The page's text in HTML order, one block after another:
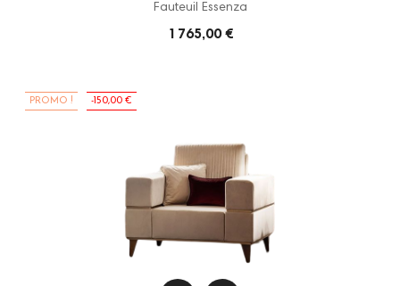
Fauteuil Essenza
1 765,00 €
PROMO ! -150,00 €